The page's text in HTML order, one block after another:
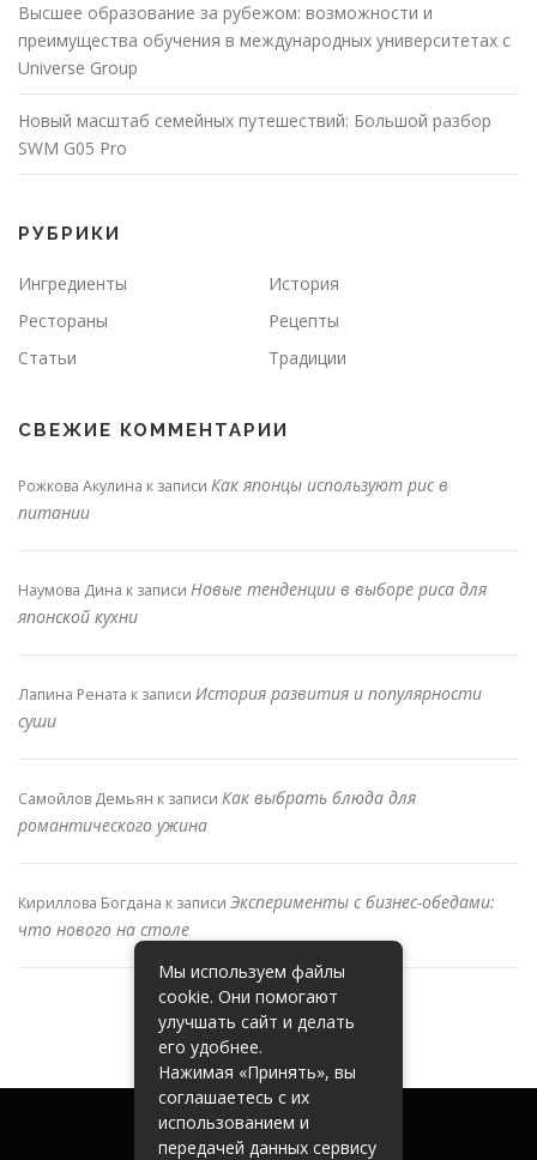
Высшее образование за рубежом: возможности и
преимущества обучения в международных университетах с
Universe Group
Новый масштаб семейных путешествий: Большой разбор
SWM G05 Pro
РУБРИКИ
Ингредиенты
История
Рестораны
Рецепты
Статьи
Традиции
СВЕЖИЕ КОММЕНТАРИИ
Рожкова Акулина к записи Как японцы используют рис в
питании
Наумова Дина к записи Новые тенденции в выборе риса для
японской кухни
Лапина Рената к записи История развития и популярности
суши
Самойлов Демьян к записи Как выбрать блюда для
романтического ужина
Кириллова Богдана к записи Эксперименты с бизнес-обедами:
что нового на столе
Мы используем файлы
cookie. Они помогают
улучшать сайт и делать
его удобнее.
Нажимая «Принять», вы
соглашаетесь с их
использованием и
передачей данных сервису